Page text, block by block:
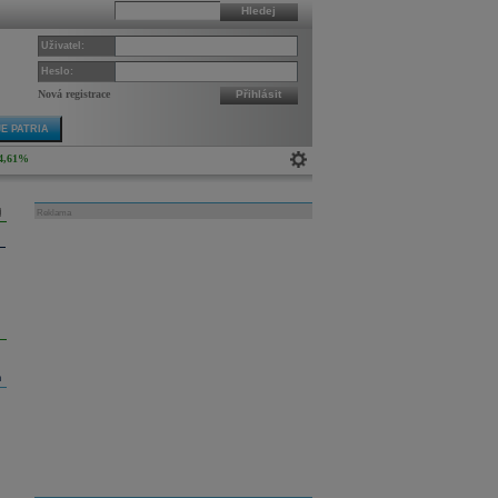
Hledej
Uživatel:
Heslo:
Nová registrace Přihlásit
PATRIA
Reklama